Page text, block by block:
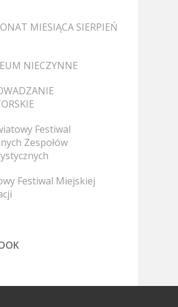
MIESIĄCA SIERPIEŃ
NIECZYNNE
Festiwal
Zespołów
Festiwal Miejskiej